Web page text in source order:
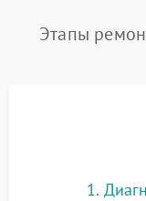
Проблемы с набором
воды
циркуляционным
Этапы
1.